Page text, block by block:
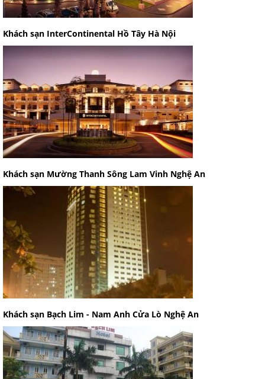
Khách sạn InterContinental Hồ Tây Hà Nội
Khách sạn Mường Thanh Sông Lam Vinh Nghệ An
Khách sạn Bạch Lim - Nam Anh Cửa Lò Nghệ An